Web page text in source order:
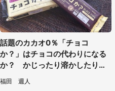
話題のカカオ0％「チョコ
か？」はチョコの代わりになる
か？ かじったり溶かしたりし
て食べてみた
福田 週人